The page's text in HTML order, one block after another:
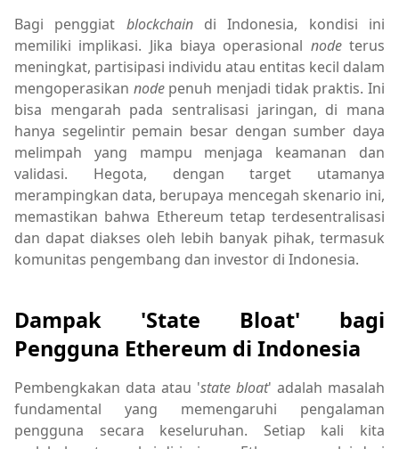
Bagi penggiat blockchaindi Indonesia, kondisi ini
memiliki implikasi. Jika biaya operasional nodeterus
meningkat, partisipasi individu atau entitas kecil dalam
mengoperasikan nodepenuh menjadi tidak praktis. Ini
bisa mengarah pada sentralisasi jaringan, di mana
hanya segelintir pemain besar dengan sumber daya
melimpah yang mampu menjaga keamanan dan
validasi. Hegota, dengan target utamanya
merampingkan data, berupaya mencegah skenario ini,
memastikan bahwa Ethereum tetap terdesentralisasi
dan dapat diakses oleh lebih banyak pihak, termasuk
komunitas pengembang dan investor di Indonesia.
Dampak 'State Bloat' bagi
Pengguna Ethereum di Indonesia
Pembengkakan data atau 'state bloat' adalah masalah
fundamental yang memengaruhi pengalaman
pengguna secara keseluruhan. Setiap kali kita